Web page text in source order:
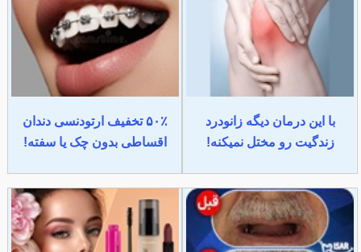
با این درمان دیگه زانودرد
زندگیت رو مختل نمیکنه!
۵۰٪ تخفیف ارتودنسی دندان
اقساطی بدون چک یا سفته!